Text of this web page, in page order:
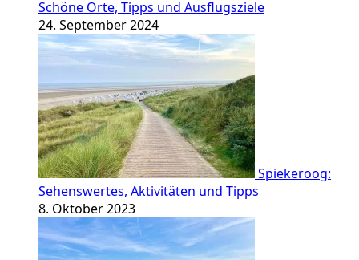
Schöne Orte, Tipps und Ausflugsziele
24. September 2024
Spiekeroog:
Sehenswertes, Aktivitäten und Tipps
8. Oktober 2023